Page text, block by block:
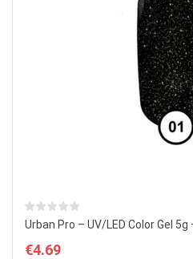
Urban Pro – UV/LED Color Gel
€4.69